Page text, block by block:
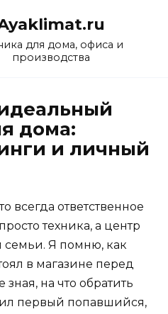
для дома, офиса и
производства
дома:
и личный
всегда ответственное
техника, а центр
семьи. Я помню, как
в магазине перед
зная, на что обратить
первый попавшийся,